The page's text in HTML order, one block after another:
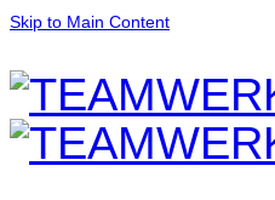
Skip to Main Content